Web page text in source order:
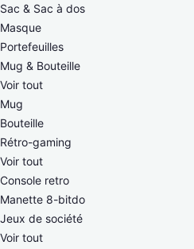
Sac & Sac à dos
Masque
Portefeuilles
Mug & Bouteille
Voir tout
Mug
Bouteille
Rétro-gaming
Voir tout
Console retro
Manette 8-bitdo
Jeux de société
Voir tout